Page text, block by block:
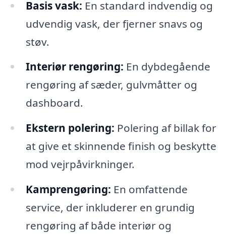
Basis vask: En standard indvendig og
udvendig vask, der fjerner snavs og
støv.
Interiør rengøring: En dybdegående
rengøring af sæder, gulvmåtter og
dashboard.
Ekstern polering: Polering af billak for
at give et skinnende finish og beskytte
mod vejrpåvirkninger.
Kamprengøring: En omfattende
service, der inkluderer en grundig
rengøring af både interiør og